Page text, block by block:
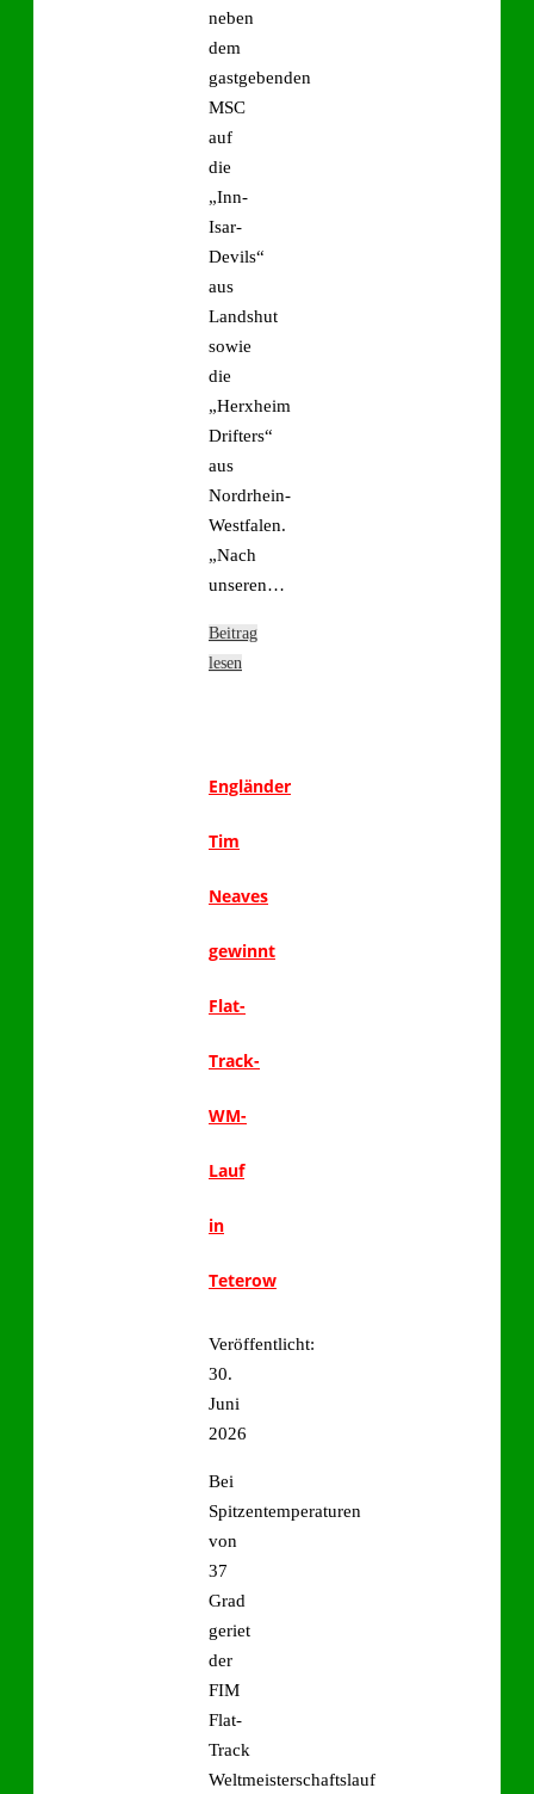
neben
dem
gastgebenden
MSC
auf
die
„Inn-
Isar-
Devils“
aus
Landshut
sowie
die
„Herxheim
Drifters“
aus
Nordrhein-
Westfalen.
„Nach
unseren…
Beitrag
lesen
Engländer
Tim
Neaves
gewinnt
Flat-
Track-
WM-
Lauf
in
Teterow
Veröffentlicht:
30.
Juni
2026
Bei
Spitzentemperaturen
von
37
Grad
geriet
der
FIM
Flat-
Track
Weltmeisterschaftslauf